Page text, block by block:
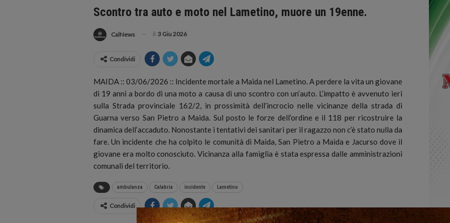
Scontro tra auto e moto nel Lametino, muore un 19enne.
CalNews il 3 Giu 2026
Condividi
MAIDA :: 03/06/2026 :: Incidente mortale a Maida nel Lametino. A perdere la vita un giovane
di 19 anni a bordo di una moto a causa di uno scontro con un’auto. L’impatto è avvenuto ieri
sulla Strada provinciale 162/2, in prossimità dell’incrocio nelle vicinanze della strada di
Guarna verso San Pietro a Maida. Sul posto le forze dell’ordine e il 118 per ricostruire la
dinamica dell’accaduto. Nonostante i tentativi dei sanitari per il ragazzo non c’è stato nulla da
fare. Un incidente che ha colpito le comunità di Maida, San Pietro a Maida e Jacurso dove il
giovane era molto conosciuto. Vicinanza alla famiglia è stata espressa dalle amministrazioni
comunali del territorio.
ambulanza Calabria incidente Lametino
Condividi